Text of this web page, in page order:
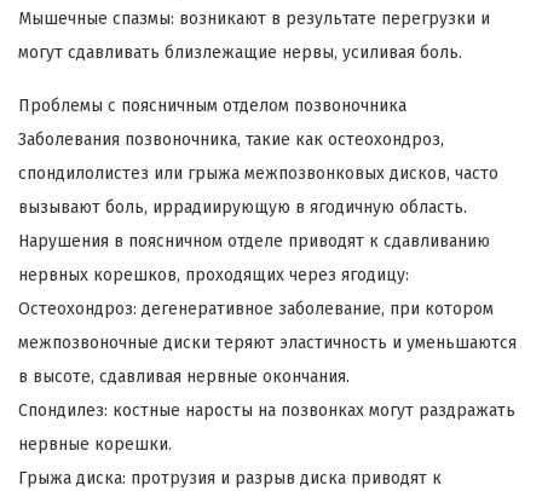
Мышечные спазмы: возникают в результате перегрузки и
могут сдавливать близлежащие нервы, усиливая боль.
Проблемы с поясничным отделом позвоночника
Заболевания позвоночника, такие как остеохондроз,
спондилолистез или грыжа межпозвонковых дисков, часто
вызывают боль, иррадиирующую в ягодичную область.
Нарушения в поясничном отделе приводят к сдавливанию
нервных корешков, проходящих через ягодицу:
Остеохондроз: дегенеративное заболевание, при котором
межпозвоночные диски теряют эластичность и уменьшаются
в высоте, сдавливая нервные окончания.
Спондилез: костные наросты на позвонках могут раздражать
нервные корешки.
Грыжа диска: протрузия и разрыв диска приводят к